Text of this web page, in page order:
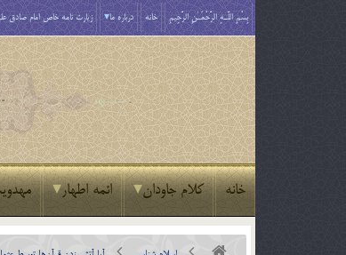
بِسْمِ اللَّـهِ الرَّحْمَـٰنِ الرَّحِيمِ خانه درباره ما زیارت نامه خاص امام صادق
خانه کلام جاودان ائمه اطهار